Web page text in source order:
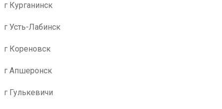
г Курганинск
г Усть-Лабинск
г Кореновск
г Апшеронск
г Гулькевичи